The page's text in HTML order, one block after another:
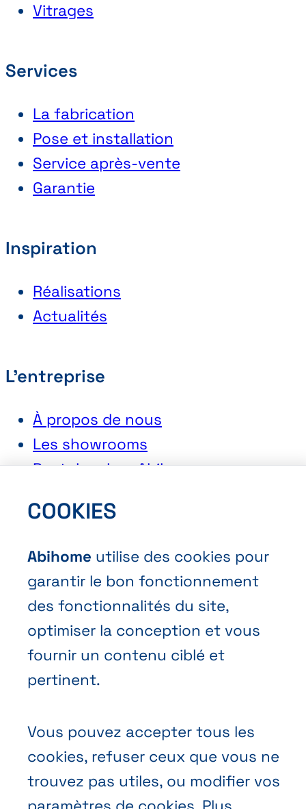
Conditions générales de vente
Politique vie privée
Cookies
Vitrages
Services
La fabrication
Pose et installation
Service après-vente
Garantie
Inspiration
Réalisations
Actualités
L'entreprise
À propos de nous
Les showrooms
Postuler chez Abihome
Demander une offre
Prendre rendez-vous
Nous contacter
COOKIES
Abihome utilise des cookies pour
garantir le bon fonctionnement
des fonctionnalités du site,
optimiser la conception et vous
fournir un contenu ciblé et
pertinent.
Vous pouvez accepter tous les
cookies, refuser ceux que vous ne
trouvez pas utiles, ou modifier vos